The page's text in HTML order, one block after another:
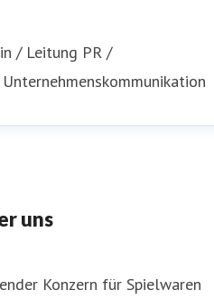
/ Leitung PR /
Unternehmenskommunikation
uns
Konzern für Spielwaren